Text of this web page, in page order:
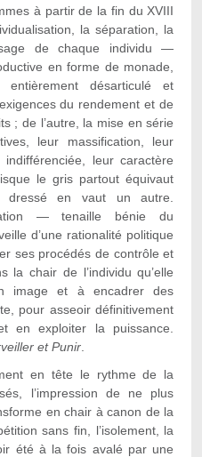
à partir de la fin du XVIII
la séparation, la
de chaque individu —
en forme de monade,
désarticulé et
du rendement et de
; de l’autre, la mise en série
leur massification, leur
leur caractère
le gris partout équivaut
en vaut un autre.
— tenaille bénie du
d’une rationalité politique
ses procédés de contrôle et
la chair de l’individu qu’elle
image et à encadrer des
pour asseoir définitivement
en exploiter la puissance.
et Punir.
en tête le rythme de la
l’impression de ne plus
en chair à canon de la
sans fin, l’isolement, la
été à la fois avalé par une